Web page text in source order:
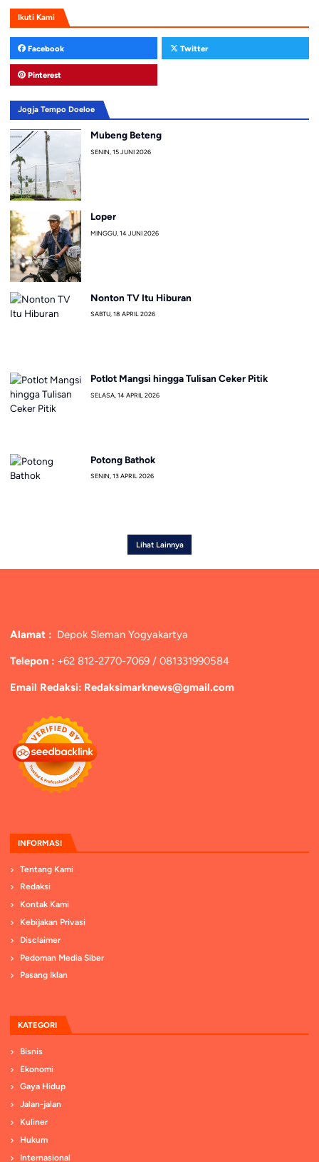
Ikuti Kami
Facebook Twitter
Pinterest
Jogja Tempo Doeloe
Mubeng Beteng
SENIN, 15 JUNI 2026
Loper
MINGGU, 14 JUNI 2026
Nonton TV Itu Hiburan
SABTU, 18 APRIL 2026
Potlot Mangsi hingga Tulisan Ceker Pitik
SELASA, 14 APRIL 2026
Potong Bathok
SENIN, 13 APRIL 2026
Lihat Lainnya
Alamat : Depok Sleman Yogyakartya
Telepon : +62 812-2770-7069 / 081331990584
Email Redaksi: Redaksimarknews@gmail.com
INFORMASI
Tentang Kami
Redaksi
Kontak Kami
Kebijakan Privasi
Disclaimer
Pedoman Media Siber
Pasang Iklan
KATEGORI
Bisnis
Ekonomi
Gaya Hidup
Jalan-jalan
Kuliner
Hukum
Internasional